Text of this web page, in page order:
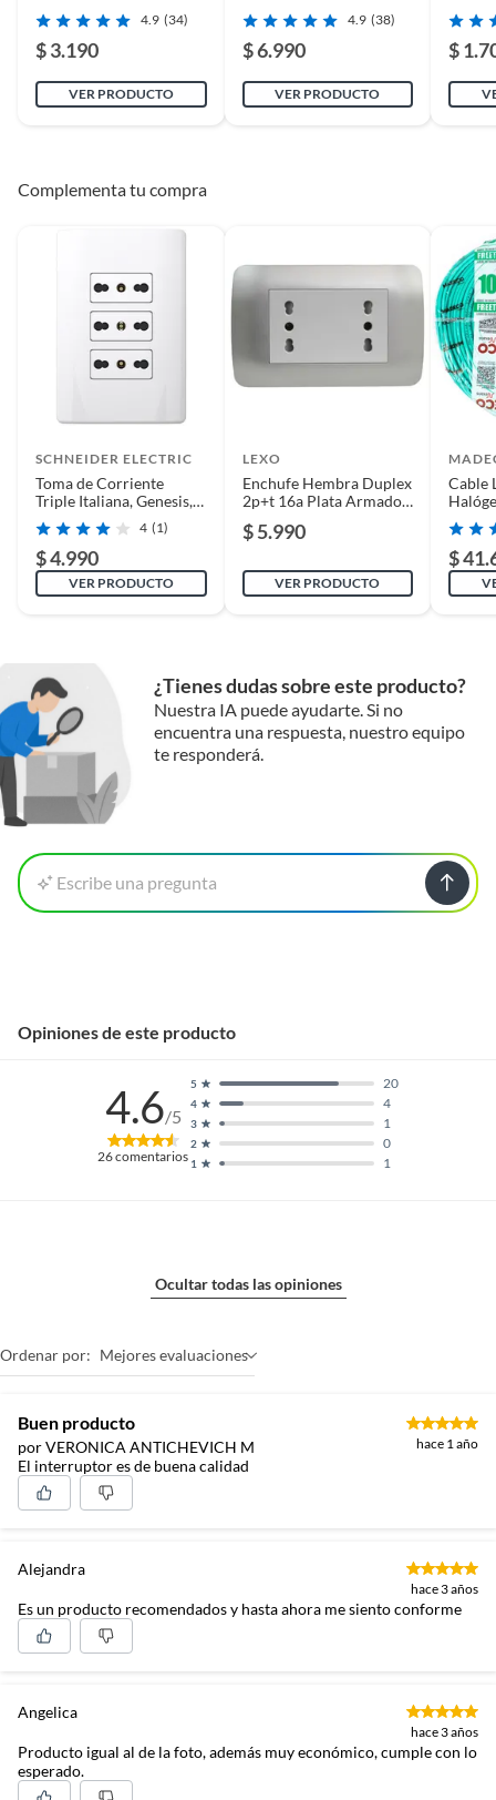
Complementa tu compra con
productos adicionales
Para una instalación completa, te recomendamos que
también adquieras cajas de distribución, para una
puedes optar por canaletas y accesorios, para una
4.9 (34)
$ 3.190
VER PRODUCTO
4.9 (38)
$ 6.990
VER PRODUCTO
$
Complementa tu compra
SCHNEIDER ELECTRIC
Toma de Corriente
Triple Italiana, Genesis,
10/16A, Blanco 4 (1)
$ 4.990
VER PRODUCTO
LEXO
Enchufe Hembra Duplex
2p+t 16a Plata Armado -
$ 5.990
VER PRODUCTO
Cable
1x2,5
$
¿Tienes dudas sobre este producto?
Nuestra IA puede ayudarte. Si no
encuentra una respuesta, nuestro equipo
te responderá.
Escribe una pregunta
Opiniones de este producto
4.6/5
26comentarios 1 1
2 0
3 1
4 4
5 20
Ocultar todas las opiniones
Ordenar por: Mejores evaluaciones
Buen producto
por VERONICA ANTICHEVICH M hace 1 año
El interruptor es de buena calidad
Alejandra
hace 3 años
Es un producto recomendados y hasta ahora me siento conforme
Angelica
hace 3 años
Producto igual al de la foto, además muy económico, cumple con lo
esperado.